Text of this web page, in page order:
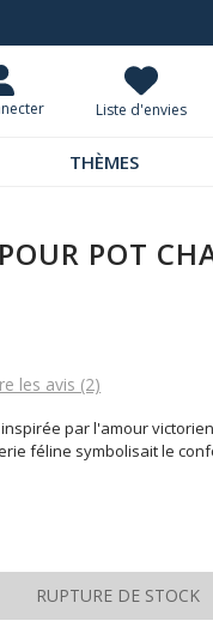
Liste d'envies
THÈMES
POT
les avis (2)
par l'amour
féline symbolisait le